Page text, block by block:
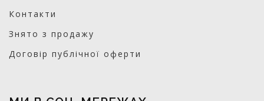
Контакти
Знято з продажу
Договір публічної оферти